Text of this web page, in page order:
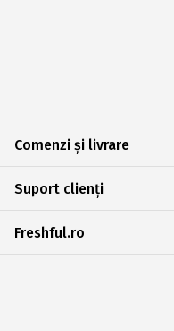
Comenzi și livrare
Suport clienți
Freshful.ro